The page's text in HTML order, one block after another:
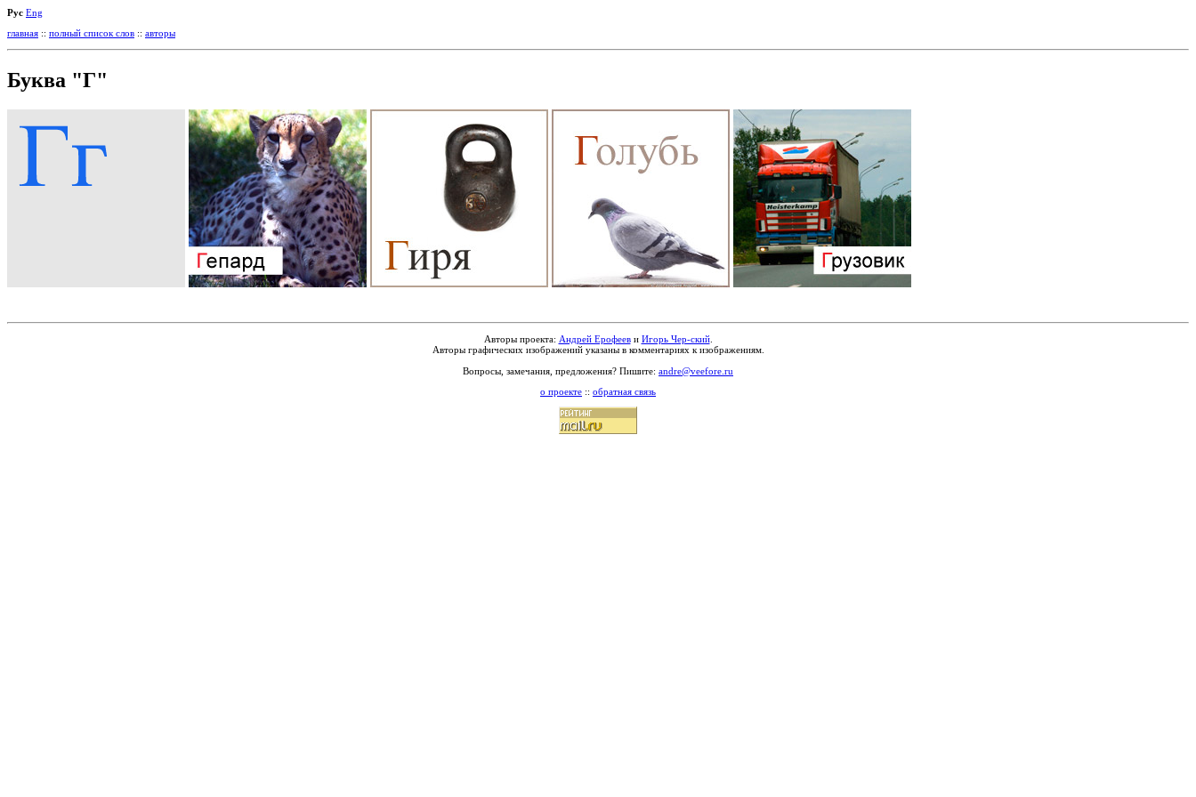
Рус Eng
главная :: полный список слов :: авторы
Буква "Г"
Авторы проекта: Андрей Ерофееви Игорь Чер-ский.
Авторы графических изображений указаны в комментариях к изображениям.
Вопросы, замечания, предложения? Пишите: andre@veefore.ru
о проекте :: обратная связь